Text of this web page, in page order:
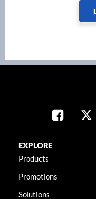
EXPLORE
Products
Promotions
Solutions